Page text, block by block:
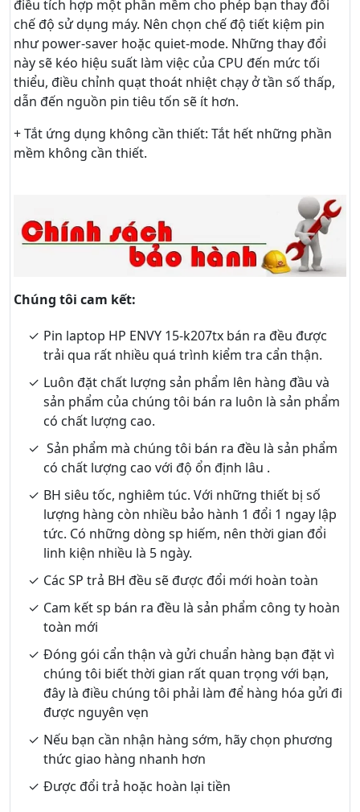
điều tích hợp một phần mềm cho phép bạn thay đổi
chế độ sử dụng máy. Nên chọn chế độ tiết kiệm pin
như power-saver hoặc quiet-mode. Những thay đổi
này sẽ kéo hiệu suất làm việc của CPU đến mức tối
thiểu, điều chỉnh quạt thoát nhiệt chạy ở tần số thấp,
dẫn đến nguồn pin tiêu tốn sẽ ít hơn.
+ Tắt ứng dụng không cần thiết: Tắt hết những phần
mềm không cần thiết.
Chúng tôi cam kết:
Pin laptop HP ENVY 15-k207tx bán ra đều được
trải qua rất nhiều quá trình kiểm tra cẩn thận.
Luôn đặt chất lượng sản phẩm lên hàng đầu và
sản phẩm của chúng tôi bán ra luôn là sản phẩm
có chất lượng cao.
Sản phẩm mà chúng tôi bán ra đều là sản phẩm
có chất lượng cao với độ ổn định lâu .
BH siêu tốc, nghiêm túc. Với những thiết bị số
lượng hàng còn nhiều bảo hành 1 đổi 1 ngay lập
tức. Có những dòng sp hiếm, nên thời gian đổi
linh kiện nhiều là 5 ngày.
Các SP trả BH đều sẽ được đổi mới hoàn toàn
Cam kết sp bán ra đều là sản phẩm công ty hoàn
toàn mới
Đóng gói cẩn thận và gửi chuẩn hàng bạn đặt vì
chúng tôi biết thời gian rất quan trọng với bạn,
đây là điều chúng tôi phải làm để hàng hóa gửi đi
được nguyên vẹn
Nếu bạn cần nhận hàng sớm, hãy chọn phương
thức giao hàng nhanh hơn
Được đổi trả hoặc hoàn lại tiền